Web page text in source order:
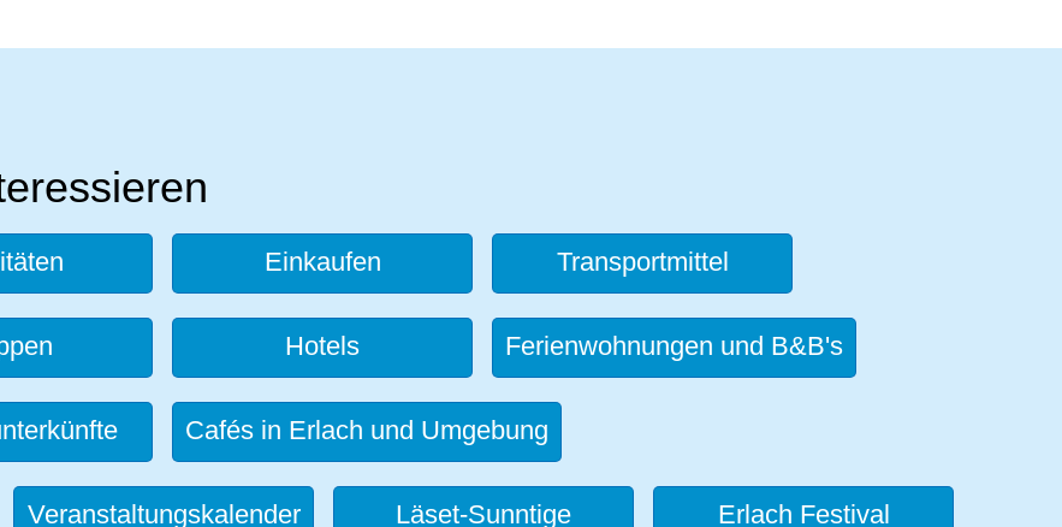
Einkaufen Transportmittel
Hotels Ferienwohnungen und B&B's
Cafés in Erlach und Umgebung
Veranstaltungskalender Läset-Sunntige Erlach Festival